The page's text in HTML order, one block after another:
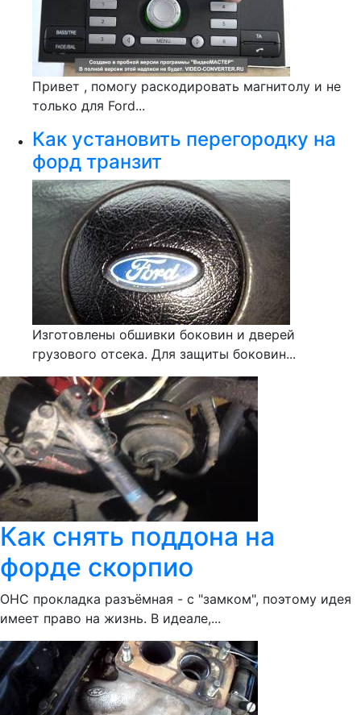
Привет , помогу раскодировать магнитолу и не
только для Ford...
Как установить перегородку на
форд транзит
Изготовлены обшивки боковин и дверей
грузового отсека. Для защиты боковин...
Как снять поддона на
форде скорпио
ОНС прокладка разъёмная - с "замком", поэтому идея
имеет право на жизнь. В идеале,...